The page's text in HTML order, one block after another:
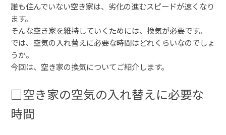
誰も住んでいない空き家は、劣化の進むスピードが速くなり
ます。
そんな空き家を維持していくためには、換気が必要です。
では、空気の入れ替えに必要な時間はどれくらいなのでしょ
うか。
今回は、空き家の換気についてご紹介します。
□空き家の空気の入れ替えに必要な
時間